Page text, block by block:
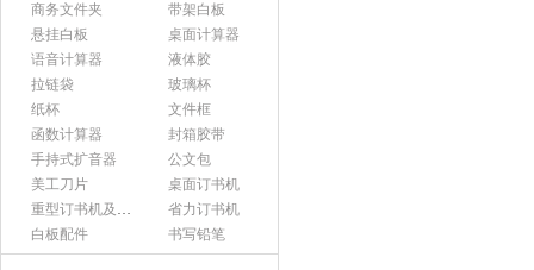
商务文件夹
带架白板
悬挂白板
桌面计算器
语音计算器
液体胶
拉链袋
玻璃杯
纸杯
文件框
函数计算器
封箱胶带
手持式扩音器
公文包
美工刀片
桌面订书机
重型订书机及其它
省力订书机
白板配件
书写铅笔